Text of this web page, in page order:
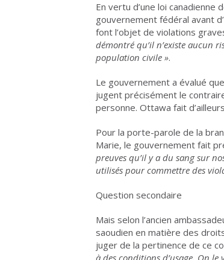
En vertu d’une loi
gouvernement fédéral avant
font l’objet de violations
démontré qu’il n’existe aucun
population civile ».
Le gouvernement a évalué
jugent précisément le
personne. Ottawa fait
Pour la porte-parole de la
Marie, le gouvernement fait
preuves qu’il y a du sang sur
utilisés pour commettre des
Question secondaire
Mais selon l’ancien
saoudien en matière des
juger de la pertinence de ce
à des conditions d’usage. On